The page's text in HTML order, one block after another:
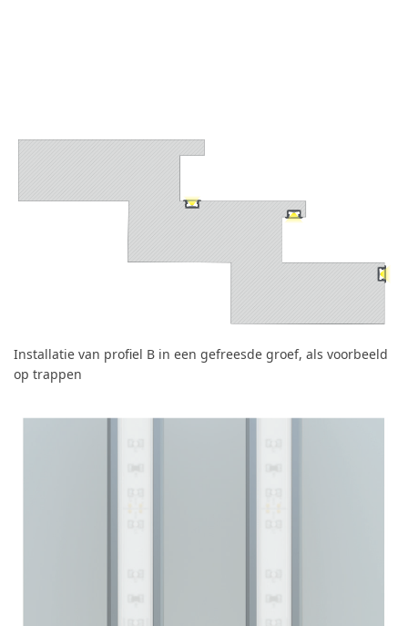
Installatie van profiel B in een gefreesde groef, als voorbeeld
op trappen